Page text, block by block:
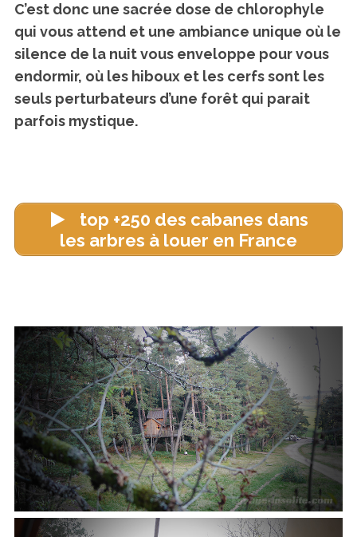
C’est donc une sacrée dose de chlorophyle
qui vous attend et une ambiance unique où le
silence de la nuit vous enveloppe pour vous
endormir, où les hiboux et les cerfs sont les
seuls perturbateurs d’une forêt qui parait
parfois mystique.
top +250 des cabanes dans
les arbres à louer en France